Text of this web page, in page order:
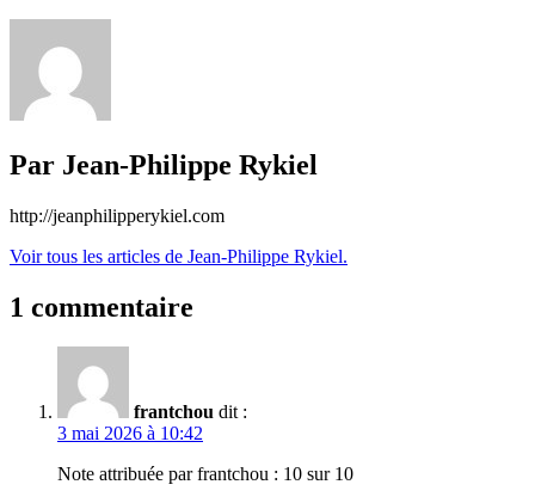
Par Jean-Philippe Rykiel
http://jeanphilipperykiel.com
Voir tous les articles de Jean-Philippe Rykiel.
1 commentaire
frantchou dit :
3 mai 2026 à 10:42
Note attribuée par frantchou : 10 sur 10